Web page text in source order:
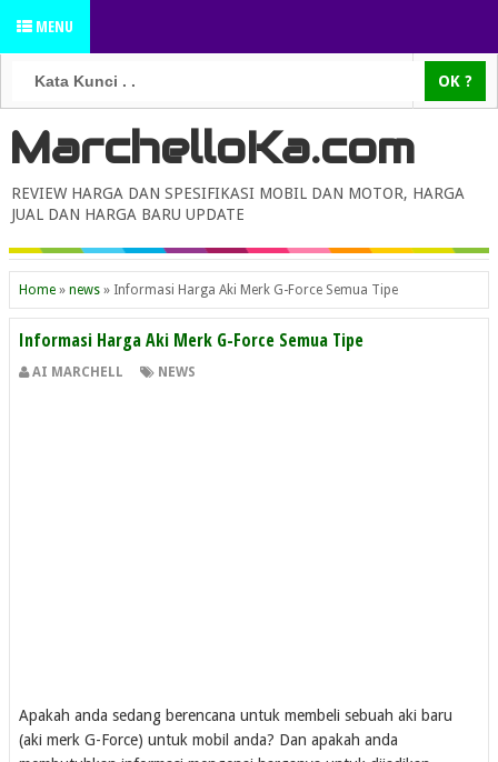
MENU
MarchelloKa.com
REVIEW HARGA DAN SPESIFIKASI MOBIL DAN MOTOR, HARGA
JUAL DAN HARGA BARU UPDATE
Home » news » Informasi Harga Aki Merk G-Force Semua Tipe
Informasi Harga Aki Merk G-Force Semua Tipe
AI MARCHELL NEWS
Apakah anda sedang berencana untuk membeli sebuah aki baru
(aki merk G-Force) untuk mobil anda? Dan apakah anda